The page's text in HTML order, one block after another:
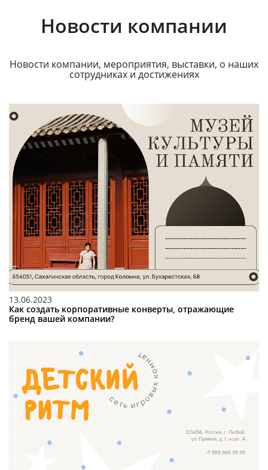
Новости компании
Новости компании, мероприятия, выставки, о наших
сотрудниках и достижениях
13.06.2023
Как создать корпоративные конверты, отражающие
бренд вашей компании?